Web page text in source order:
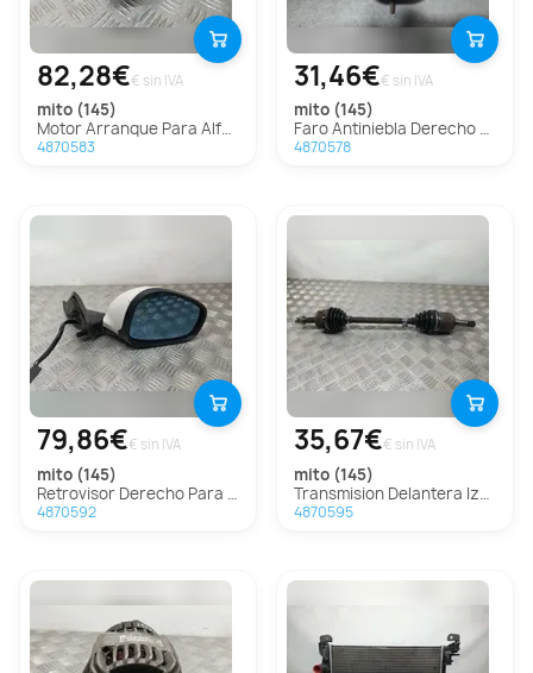
82,28€€ sin IVA
mito (145)
Motor Arranque Para Alfa Romeo Mito
4870583
31,46€€ sin IVA
mito (145)
Faro Antiniebla Derecho Para Alfa Romeo Mito
4870578
79,86€€ sin IVA
mito (145)
Retrovisor Derecho Para Alfa Romeo Mito
4870592
35,67€€ sin IVA
mito (145)
Transmision Delantera Izquierda Para Alfa Romeo Mito
4870595